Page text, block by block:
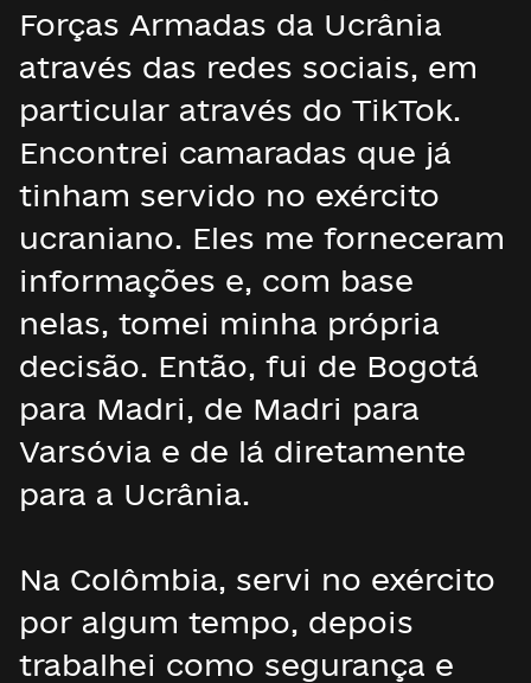
Forças Armadas da Ucrânia
através das redes sociais, em
particular através do TikTok.
Encontrei camaradas que já
tinham servido no exército
ucraniano. Eles me forneceram
informações e, com base
nelas, tomei minha própria
decisão. Então, fui de Bogotá
para Madri, de Madri para
Varsóvia e de lá diretamente
para a Ucrânia.
Na Colômbia, servi no exército
por algum tempo, depois
trabalhei como segurança e